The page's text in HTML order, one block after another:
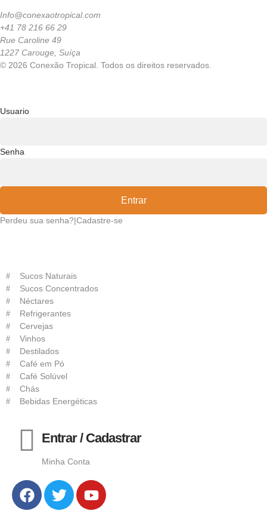
Info@conexaotropical.com
+41 78 216 66 29
Rue Caroline 49
1227 Carouge, Suíça
© 2026 Conexão Tropical. Todos os direitos reservados.
Usuario
Senha
Entrar
Perdeu sua senha?|Cadastre-se
Sucos Naturais
Sucos Concentrados
Néctares
Refrigerantes
Cervejas
Vinhos
Destilados
Café em Pó
Café Solúvel
Chás
Bebidas Energéticas
Entrar / Cadastrar
Minha Conta